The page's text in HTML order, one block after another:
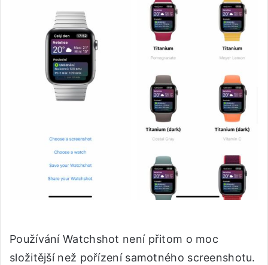
Používání Watchshot není přitom o moc
složitější než pořízení samotného screenshotu.